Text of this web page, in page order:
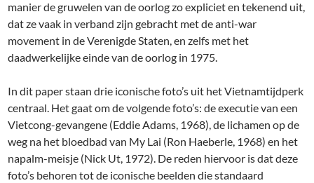
manier de gruwelen van de oorlog zo expliciet en tekenend uit,
dat ze vaak in verband zijn gebracht met de anti-war
movement in de Verenigde Staten, en zelfs met het
daadwerkelijke einde van de oorlog in 1975.
In dit paper staan drie iconische foto’s uit het Vietnamtijdperk
centraal. Het gaat om de volgende foto’s: de executie van een
Vietcong-gevangene (Eddie Adams, 1968), de lichamen op de
weg na het bloedbad van My Lai (Ron Haeberle, 1968) en het
napalm-meisje (Nick Ut, 1972). De reden hiervoor is dat deze
foto’s behoren tot de iconische beelden die standaard